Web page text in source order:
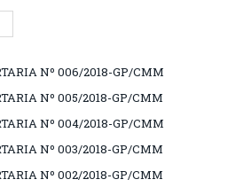
Nº 006/2018-GP/CMM
Nº 005/2018-GP/CMM
Nº 004/2018-GP/CMM
Nº 003/2018-GP/CMM
Nº 002/2018-GP/CMM